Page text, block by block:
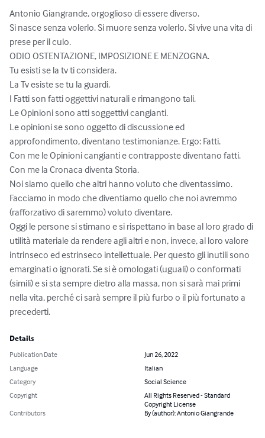
Antonio Giangrande, orgoglioso di essere diverso.
Si nasce senza volerlo. Si muore senza volerlo. Si vive una vita di
prese per il culo.
ODIO OSTENTAZIONE, IMPOSIZIONE E MENZOGNA.
Tu esisti se la tv ti considera.
La Tv esiste se tu la guardi.
I Fatti son fatti oggettivi naturali e rimangono tali.
Le Opinioni sono atti soggettivi cangianti.
Le opinioni se sono oggetto di discussione ed
approfondimento, diventano testimonianze. Ergo: Fatti.
Con me le Opinioni cangianti e contrapposte diventano fatti.
Con me la Cronaca diventa Storia.
Noi siamo quello che altri hanno voluto che diventassimo.
Facciamo in modo che diventiamo quello che noi avremmo
(rafforzativo di saremmo) voluto diventare.
Oggi le persone si stimano e si rispettano in base al loro grado di
utilità materiale da rendere agli altri e non, invece, al loro valore
intrinseco ed estrinseco intellettuale. Per questo gli inutili sono
emarginati o ignorati. Se si è omologati (uguali) o conformati
(simili) e si sta sempre dietro alla massa, non si sarà mai primi
nella vita, perché ci sarà sempre il più furbo o il più fortunato a
precederti.
Details
Publication Date
Jun 26, 2022
Language
Italian
Category
Social Science
Copyright
All Rights Reserved - Standard
Copyright License
Contributors
By (author): Antonio Giangrande